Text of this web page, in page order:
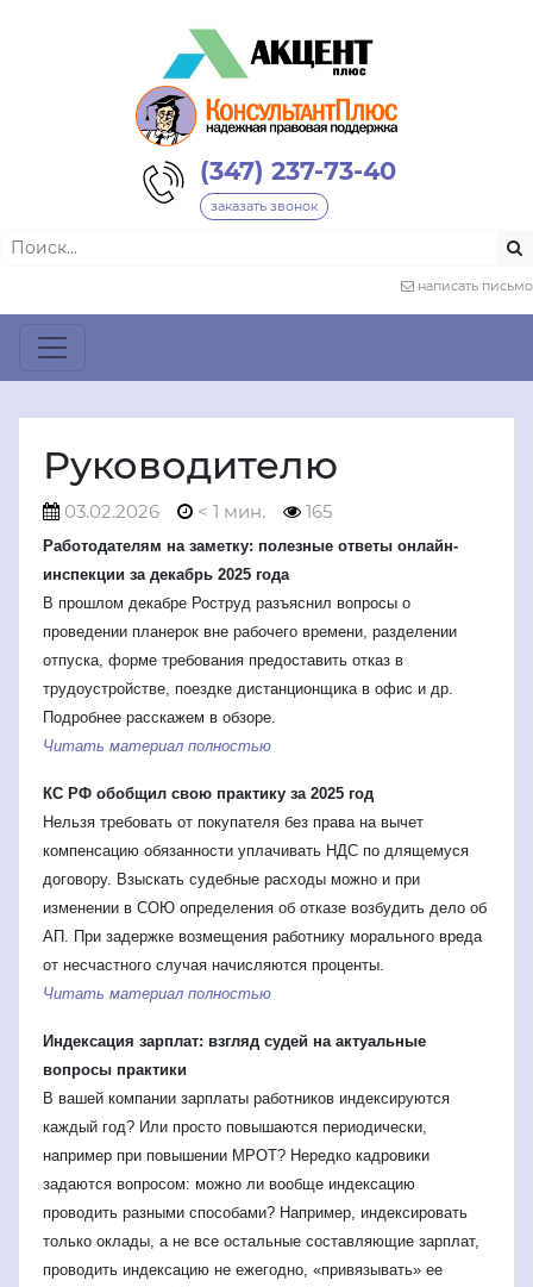
(347) 237-73-40
заказать звонок
написать письмо
Руководителю
03.02.2026 < 1 мин. 165
Работодателям на заметку: полезные ответы онлайн-
инспекции за декабрь 2025 года
В прошлом декабре Роструд разъяснил вопросы о
проведении планерок вне рабочего времени, разделении
отпуска, форме требования предоставить отказ в
трудоустройстве, поездке дистанционщика в офис и др.
Подробнее расскажем в обзоре.
Читать материал полностью
КС РФ обобщил свою практику за 2025 год
Нельзя требовать от покупателя без права на вычет
компенсацию обязанности уплачивать НДС по длящемуся
договору. Взыскать судебные расходы можно и при
изменении в СОЮ определения об отказе возбудить дело об
АП. При задержке возмещения работнику морального вреда
от несчастного случая начисляются проценты.
Читать материал полностью
Индексация зарплат: взгляд судей на актуальные
вопросы практики
В вашей компании зарплаты работников индексируются
каждый год? Или просто повышаются периодически,
например при повышении МРОТ? Нередко кадровики
задаются вопросом: можно ли вообще индексацию
проводить разными способами? Например, индексировать
только оклады, а не все остальные составляющие зарплат,
проводить индексацию не ежегодно, «привязывать» ее